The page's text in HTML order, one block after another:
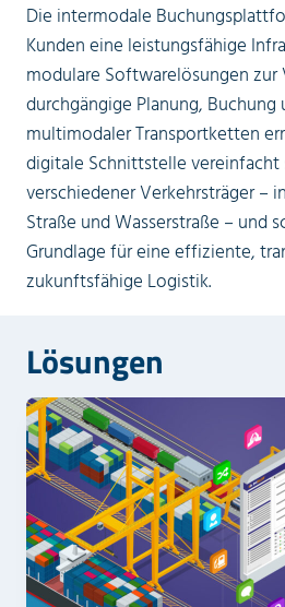
Die intermodale
Kunden eine leistungsfähige
modulare Softwarelösungen
durchgängige Planung, Buchung
multimodaler Transportketten
digitale Schnittstelle
verschiedener Verkehrsträger –
Straße und Wasserstraße – und
Grundlage für eine effiziente,
zukunftsfähige Logistik.
Lösungen